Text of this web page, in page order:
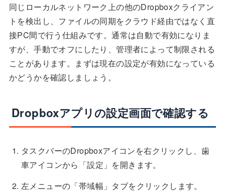
同じローカルネットワーク上の他のDropboxクライアン
トを検出し、ファイルの同期をクラウド経由ではなく直
接PC間で行う仕組みです。通常は自動で有効になりま
すが、手動でオフにしたり、管理者によって制限される
ことがあります。まずは現在の設定が有効になっている
かどうかを確認しましょう。
Dropboxアプリの設定画面で確認する
タスクバーのDropboxアイコンを右クリックし、歯
車アイコンから「設定」を開きます。
左メニューの「帯域幅」タブをクリックします。